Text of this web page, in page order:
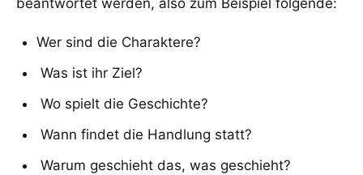
Wer sind die Charaktere?
Was ist ihr Ziel?
Wo spielt die Geschichte?
Wann findet die Handlung statt?
Warum geschieht das, was geschieht?